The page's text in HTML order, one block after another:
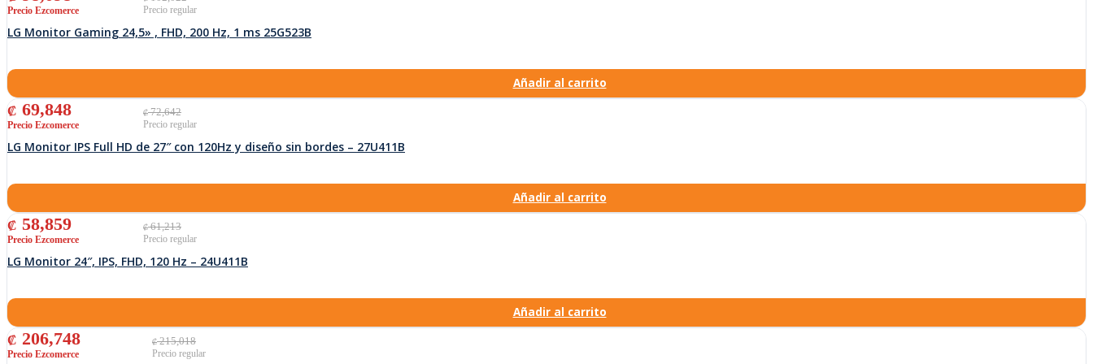
LG Monitor Gaming 24,5» , FHD, 200 Hz, 1 ms 25G523B
Añadir al carrito
₡72,642
El precio original era: ₡ 72,642.
₡ 69,848
El precio actual es: ₡ 69,848.
LG Monitor IPS Full HD de 27″ con 120Hz y diseño sin bordes – 27U411B
Añadir al carrito
₡61,213
El precio original era: ₡ 61,213.
₡ 58,859
El precio actual es: ₡ 58,859.
LG Monitor 24″, IPS, FHD, 120 Hz – 24U411B
Añadir al carrito
₡215,018
El precio original era: ₡ 215,018.
₡ 206,748
El precio actual es: ₡ 206,748.